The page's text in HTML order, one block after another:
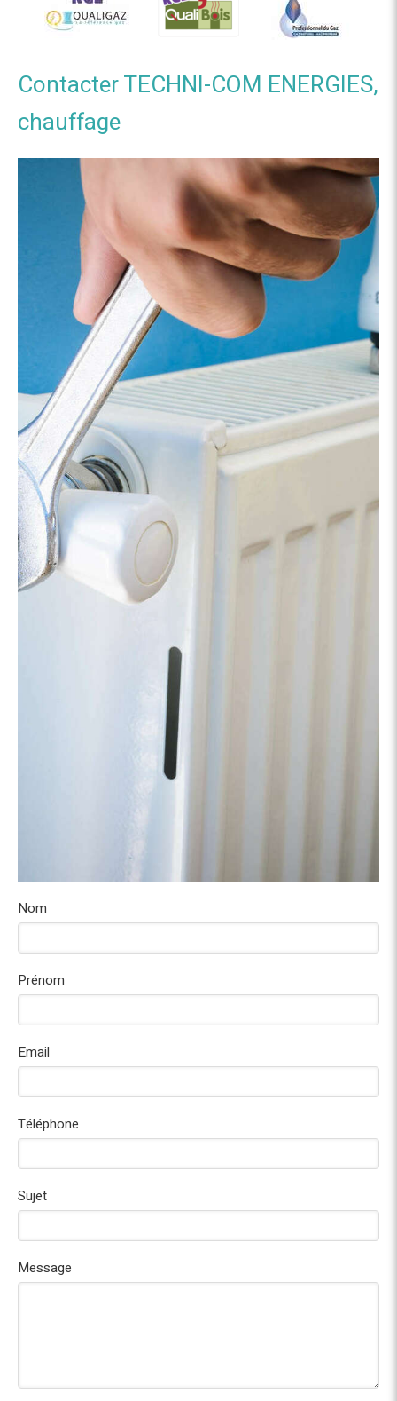
Contacter TECHNI-COM ENERGIES,
chauffage
Nom
Prénom
Email
Téléphone
Sujet
Message